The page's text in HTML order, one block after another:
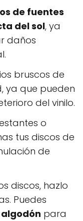
de fuentes
del sol, ya
daños
bruscos de
ya que pueden
del vinilo.
o
tus discos de
de
discos, hazlo
Puedes
para